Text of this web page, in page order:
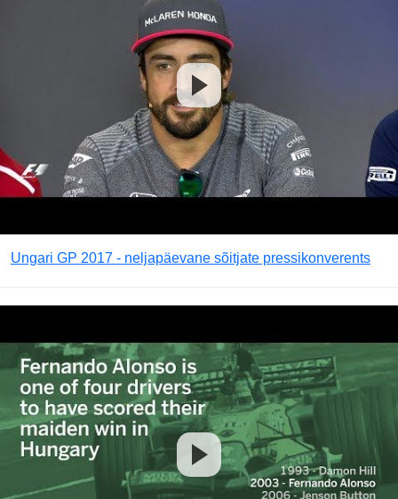
Ungari GP 2017 - neljapäevane sõitjate pressikonverents